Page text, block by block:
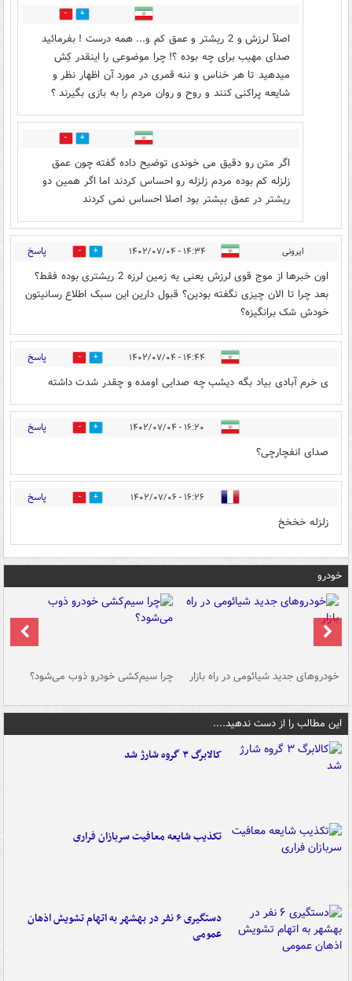
2
اصلآ لرزش و 2 ریشتر و عمق کم و... همه درست ! بفرمائید
صدای مهیب برای چه بوده ؟! چرا موضوعی را اینقدر کِش
میدهید تا هر خناس و ننه قمری در مورد آن اظهار نظر و
شایعه پراکنی کنند و روح و روان مردم را به بازی بگیرند ؟
0
اگر متن رو دقیق می خوندی توضیح داده گفته چون عمق
زلزله کم بوده مردم زلزله رو احساس کردند اما اگر همین دو
ریشتر در عمق بیشتر بود اصلا احساس نمی کردند
ایرونی ۱۴:۳۴ - ۱۴۰۲/۰۷/۰۴ 0 پاسخ
اون خبرها از موج قوی لرزش یعنی یه زمین لرزه 2 ریشتری بوده فقط؟
بعد چرا تا الان چیزی نگفته بودین؟ قبول دارین این سبک اطلاع رسانیتون
خودش شک برانگیزه؟
۱۴:۴۴ - ۱۴۰۲/۰۷/۰۴ 0 پاسخ
ی خرم آبادی بیاد بگه دیشب چه صدایی اومده و چقدر شدت داشته
۱۶:۲۰ - ۱۴۰۲/۰۷/۰۴ 0 پاسخ
صدای انفچارچی؟
۱۶:۲۶ - ۱۴۰۲/۰۷/۰۶ 0 پاسخ
زلزله خخخخ
خودرو
خودروهای جدید شیائومی در راه بازار چرا سیم‌کشی خودرو ذوب می‌شود؟
این مطالب را از دست ندهید....
کالابرگ ۳ گروه شارژ شد
تکذیب شایعه معافیت سربازان فراری
دستگیری ۶ نفر در بهشهر به اتهام تشویش اذهان
عمومی